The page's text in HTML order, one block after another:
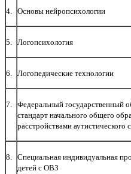
4. Основы нейропсихологии
5. Логопсихология
6. Логопедические технологии
7. Федеральный государственный
стандарт начального общего
расстройствами аутистического
8. Специальная индивидуальная
детей с ОВЗ